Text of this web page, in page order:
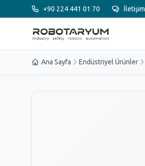
Ana içeriğe geç+90 224 441 01 70 İletişim
Ana Sayfa Endüstriyel Ürünler